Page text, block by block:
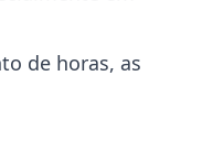
de horas, as